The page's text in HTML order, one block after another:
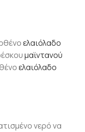
ελαιόλαδο
μαϊντανού
ελαιόλαδο
νερό να